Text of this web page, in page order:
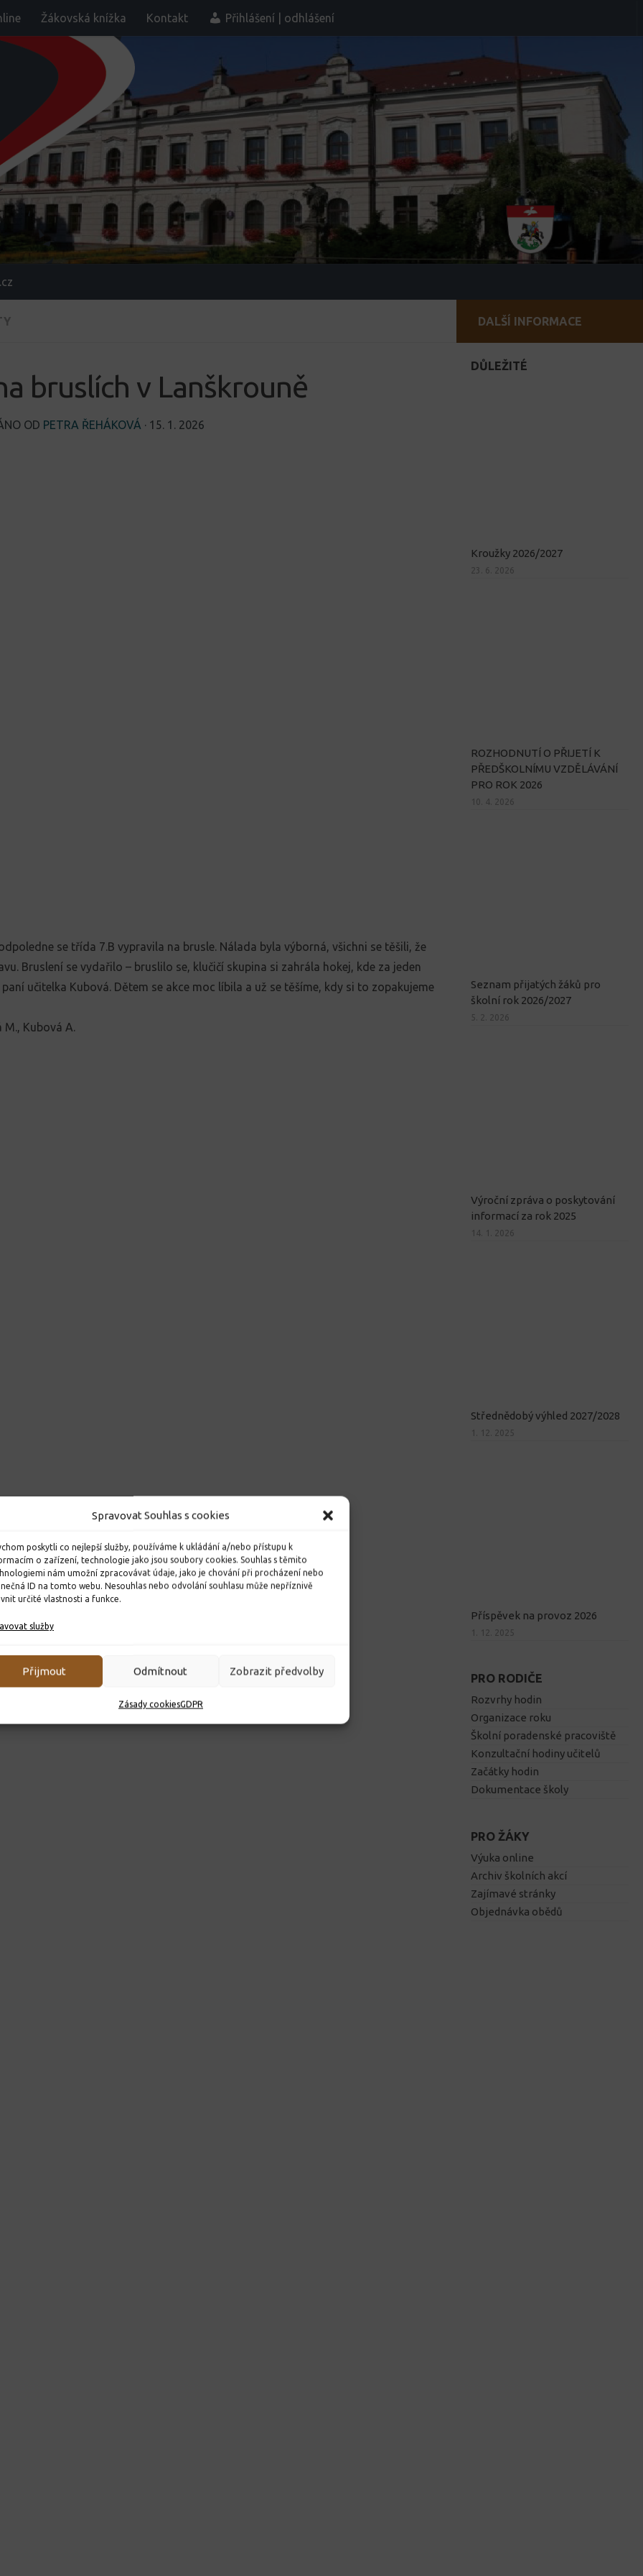
Spravovat Souhlas s cookies
poskytli co nejlepší služby, používáme k ukládání a/nebo přístupu k
o zařízení, technologie jako jsou soubory cookies. Souhlas s těmito
nám umožní zpracovávat údaje, jako je chování při procházení nebo
ID na tomto webu. Nesouhlas nebo odvolání souhlasu může nepříznivě
určité vlastnosti a funkce.
služby
Přijmout Odmítnout Zobrazit předvolby
Zásady cookiesGDPR
Žákovská knížka Kontakt Přihlášení | odhlášení
bruslích v Lanškrouně
OD PETRA ŘEHÁKOVÁ · 15. 1. 2026
se třída 7.B vypravila na brusle. Nálada byla výborná, všichni se těšili, že
Bruslení se vydařilo – bruslilo se, klučičí skupina si zahrála hokej, kde za jeden
učitelka Kubová. Dětem se akce moc líbila a už se těšíme, kdy si to zopakujeme
M., Kubová A.
DALŠÍ INFORMACE
DŮLEŽITÉ
Kroužky 2026/2027
23. 6. 2026
ROZHODNUTÍ O PŘIJETÍ K
PŘEDŠKOLNÍMU VZDĚLÁVÁNÍ
PRO ROK 2026
10. 4. 2026
Seznam přijatých žáků pro
školní rok 2026/2027
5. 2. 2026
Výroční zpráva o poskytování
informací za rok 2025
14. 1. 2026
Střednědobý výhled 2027/2028
1. 12. 2025
Příspěvek na provoz 2026
1. 12. 2025
PRO RODIČE
Rozvrhy hodin
Organizace roku
Školní poradenské pracoviště
Konzultační hodiny učitelů
Začátky hodin
Dokumentace školy
PRO ŽÁKY
Výuka online
Archiv školních akcí
Zajímavé stránky
Objednávka obědů